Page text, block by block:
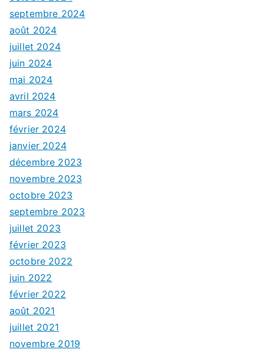
septembre 2024
août 2024
juillet 2024
juin 2024
mai 2024
avril 2024
mars 2024
février 2024
janvier 2024
décembre 2023
novembre 2023
octobre 2023
septembre 2023
juillet 2023
février 2023
octobre 2022
juin 2022
février 2022
août 2021
juillet 2021
novembre 2019